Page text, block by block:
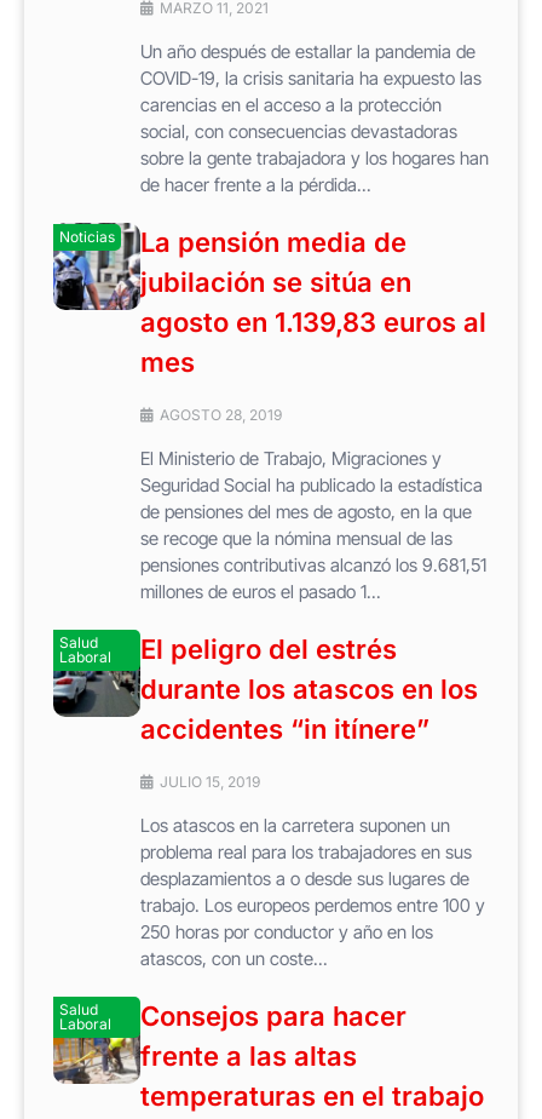
MARZO 11, 2021
Un año después de estallar la pandemia de
COVID-19, la crisis sanitaria ha expuesto las
carencias en el acceso a la protección
social, con consecuencias devastadoras
sobre la gente trabajadora y los hogares han
de hacer frente a la pérdida...
Noticias
La pensión media de
jubilación se sitúa en
agosto en 1.139,83 euros al
mes
AGOSTO 28, 2019
El Ministerio de Trabajo, Migraciones y
Seguridad Social ha publicado la estadística
de pensiones del mes de agosto, en la que
se recoge que la nómina mensual de las
pensiones contributivas alcanzó los 9.681,51
millones de euros el pasado 1...
Salud
Laboral
El peligro del estrés
durante los atascos en los
accidentes “in itínere”
JULIO 15, 2019
Los atascos en la carretera suponen un
problema real para los trabajadores en sus
desplazamientos a o desde sus lugares de
trabajo. Los europeos perdemos entre 100 y
250 horas por conductor y año en los
atascos, con un coste...
Salud
Laboral
Consejos para hacer
frente a las altas
temperaturas en el trabajo